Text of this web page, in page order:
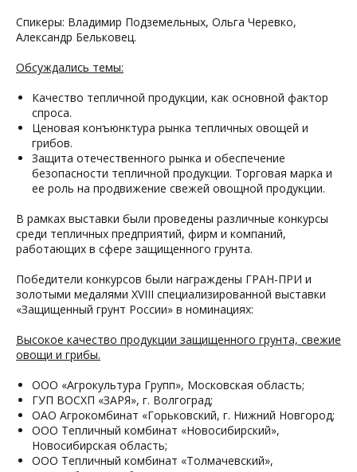
Спикеры: Владимир Подземельных, Ольга Черевко,
Александр Бельковец.
Обсуждались темы:
Качество тепличной продукции, как основной фактор
спроса.
Ценовая конъюнктура рынка тепличных овощей и
грибов.
Защита отечественного рынка и обеспечение
безопасности тепличной продукции. Торговая марка и
ее роль на продвижение свежей овощной продукции.
В рамках выставки были проведены различные конкурсы
среди тепличных предприятий, фирм и компаний,
работающих в сфере защищенного грунта.
Победители конкурсов были награждены ГРАН-ПРИ и
золотыми медалями XVIII специализированной выставки
«Защищенный грунт России» в номинациях:
Высокое качество продукции защищенного грунта, свежие
овощи и грибы.
ООО «Агрокультура Групп», Московская область;
ГУП ВОСХП «ЗАРЯ», г. Волгоград;
ОАО Агрокомбинат «Горьковский, г. Нижний Новгород;
ООО Тепличный комбинат «Новосибирский»,
Новосибирская область;
ООО Тепличный комбинат «Толмачевский»,